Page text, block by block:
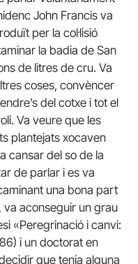
John Francis va
per la col·lisió
la badia de San
de litres de cru. Va
coses, convèncer
del cotxe i tot el
Va veure que les
plantejats xocaven
cansar del so de la
de parlar i es va
una bona part
va aconseguir un grau
«Peregrinació i canvi:
i un doctorat en
que tenia alguna